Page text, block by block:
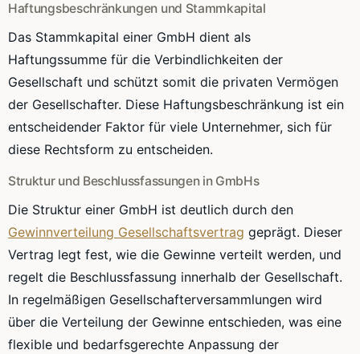
Haftungsbeschränkungen und Stammkapital
Das Stammkapital einer GmbH dient als
Haftungssumme für die Verbindlichkeiten der
Gesellschaft und schützt somit die privaten Vermögen
der Gesellschafter. Diese Haftungsbeschränkung ist ein
entscheidender Faktor für viele Unternehmer, sich für
diese Rechtsform zu entscheiden.
Struktur und Beschlussfassungen in GmbHs
Die Struktur einer GmbH ist deutlich durch den
Gewinnverteilung Gesellschaftsvertrag geprägt. Dieser
Vertrag legt fest, wie die Gewinne verteilt werden, und
regelt die Beschlussfassung innerhalb der Gesellschaft.
In regelmäßigen Gesellschafterversammlungen wird
über die Verteilung der Gewinne entschieden, was eine
flexible und bedarfsgerechte Anpassung der